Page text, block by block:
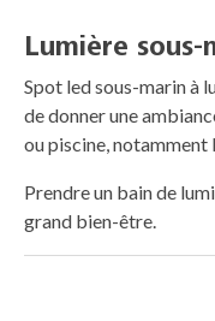
Lumière sous-
Spot led sous-marin à
de donner une
ou piscine, notamment
Prendre un bain de
grand bien-être.